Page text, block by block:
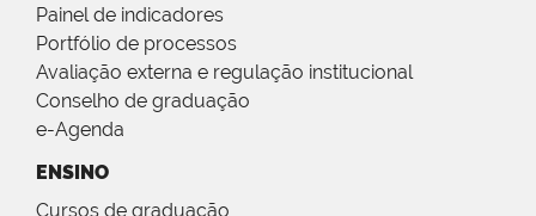
Painel de indicadores
Portfólio de processos
Avaliação externa e regulação institucional
Conselho de graduação
e-Agenda
ENSINO
Cursos de graduação